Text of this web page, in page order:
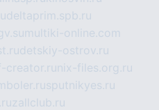
deltaprim.spb.ru
multiki-online.com
detskiy-ostrov.ru
creator.ru nix-files.org.ru
sputnikyes.ru
zallclub.ru